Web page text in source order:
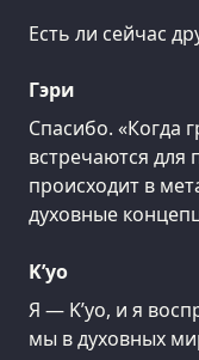
Есть ли сейчас
Гэри
Спасибо. «Когда
встречаются для
происходит в
духовные
K’уо
Я — K’уо, и я
мы в духовных